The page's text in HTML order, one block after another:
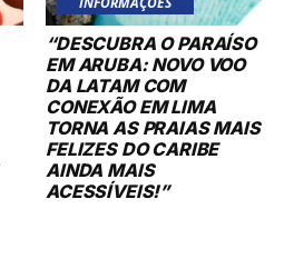
“DESCUBRA O PARAÍSO
EM ARUBA: NOVO VOO
DA LATAM COM
CONEXÃO EM LIMA
TORNA AS PRAIAS MAIS
FELIZES DO CARIBE
AINDA MAIS
ACESSÍVEIS!”